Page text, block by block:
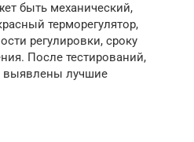
быть механический,
терморегулятор,
регулировки, сроку
После тестирований,
выявлены лучшие